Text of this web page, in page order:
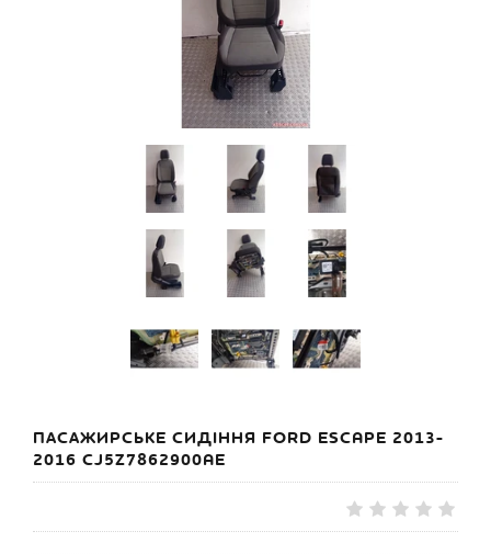
ПАСАЖИРСЬКЕ СИДІННЯ FORD ESCAPE 2013-
2016 CJ5Z7862900AE